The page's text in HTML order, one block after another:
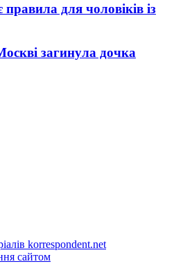
для чоловіків із
загинула дочка
korrespondent.net
сайтом